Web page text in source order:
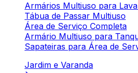
Armários Multiuso para
Tábua de Passar Multiuso
Área de Serviço Completa
Armário Multiuso para
Sapateiras para Área de
Jardim e Varanda